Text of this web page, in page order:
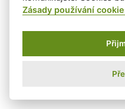
Ústav fyziky, FAST, VUT ©
Zásady používání